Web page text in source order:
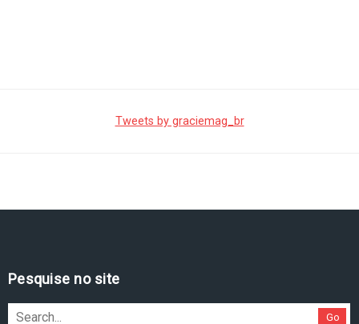
Tweets by graciemag_br
Pesquise no site
Go